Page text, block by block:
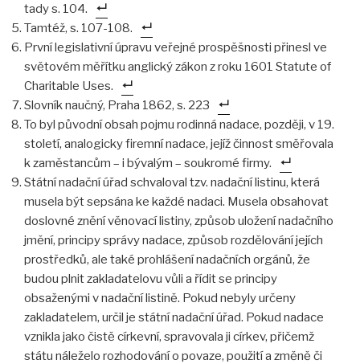
tady s. 104.
Tamtéž, s. 107-108.
První legislativní úpravu veřejné prospěšnosti přinesl ve
světovém měřítku anglický zákon z roku 1601 Statute of
Charitable Uses.
Slovník naučný, Praha 1862, s. 223
To byl původní obsah pojmu rodinná nadace, později, v 19.
století, analogicky firemní nadace, jejíž činnost směřovala
k zaměstancům – i bývalým – soukromé firmy.
Státní nadační úřad schvaloval tzv. nadační listinu, která
musela být sepsána ke každé nadaci. Musela obsahovat
doslovné znění věnovací listiny, způsob uložení nadačního
jmění, principy správy nadace, způsob rozdělování jejích
prostředků, ale také prohlášení nadačních orgánů, že
budou plnit zakladatelovu vůli a řídit se principy
obsaženými v nadační listině. Pokud nebyly určeny
zakladatelem, určil je státní nadační úřad. Pokud nadace
vznikla jako čistě církevní, spravovala ji církev, přičemž
státu náleželo rozhodování o povaze, použití a změně či